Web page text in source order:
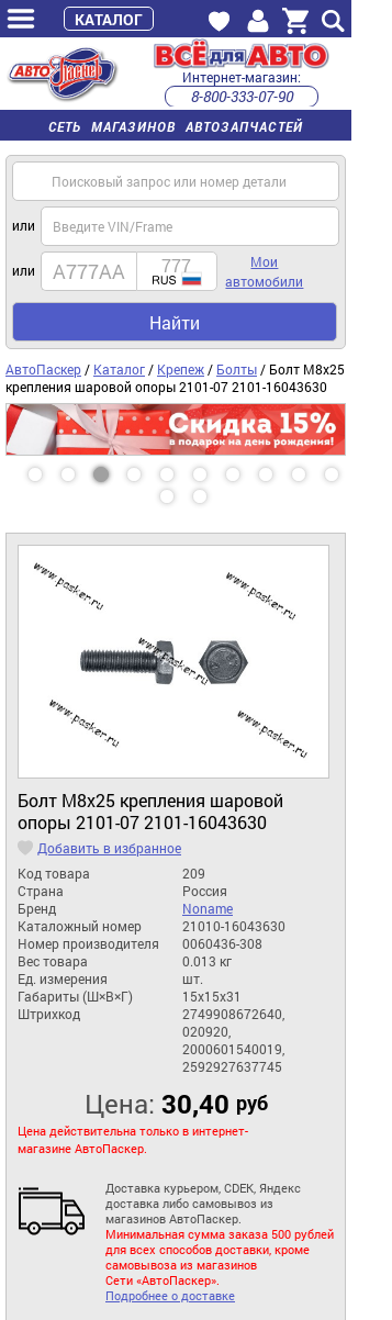
СЕТЬ МАГАЗИНОВ АВТОЗАПЧАСТЕЙ
Интернет-магазин:
8-800-333-07-90
часы работы с 9:00 до 22:00 (пн-пт)
или
или
Мои
автомобили
Найти
АвтоПаскер / Каталог / Крепеж / Болты / Болт М8х25
крепления шаровой опоры 2101-07 2101-16043630
Болт М8х25 крепления шаровой
опоры 2101-07 2101-16043630
Добавить в избранное
Код товара
209
Страна
Россия
Бренд
Noname
Каталожный номер
21010-16043630
Номер производителя
0060436-308
Вес товара
0.013 кг
Ед. измерения
шт.
Габариты (Ш×В×Г)
15x15x31
Штрихкод
2749908672640,
020920,
2000601540019,
2592927637745
Цена: 30,40 руб
Цена действительна только в интернет-
магазине АвтоПаскер.
Доставка курьером, CDEK, Яндекс
доставка либо самовывоз из
магазинов АвтоПаскер.
Минимальная сумма заказа 500 рублей
для всех способов доставки, кроме
самовывоза из магазинов
Сети «АвтоПаскер».
Подробнее о доставке
КАТАЛОГ